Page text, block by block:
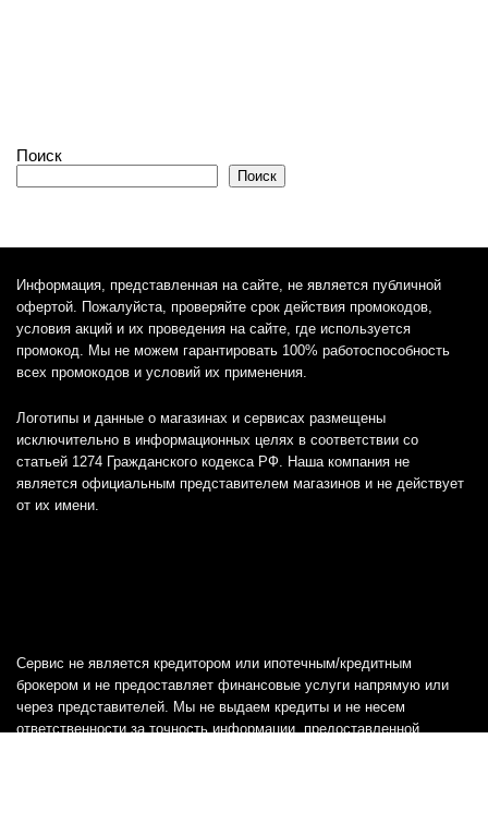
Поиск
Поиск
Информация, представленная на сайте, не является публичной
офертой. Пожалуйста, проверяйте срок действия промокодов,
условия акций и их проведения на сайте, где используется
промокод. Мы не можем гарантировать 100% работоспособность
всех промокодов и условий их применения.
Логотипы и данные о магазинах и сервисах размещены
исключительно в информационных целях в соответствии со
статьей 1274 Гражданского кодекса РФ. Наша компания не
является официальным представителем магазинов и не действует
от их имени.
Сервис не является кредитором или ипотечным/кредитным
брокером и не предоставляет финансовые услуги напрямую или
через представителей. Мы не выдаем кредиты и не несем
ответственности за точность информации, предоставленной